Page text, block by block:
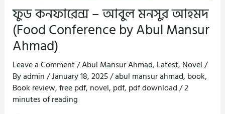
ফুড কনফারেন্স – আবুল মনসুর আহমদ
(Food Conference by Abul Mansur
Ahmad)
Leave a Comment/Abul Mansur Ahmad, Latest, Novel/
Byadmin/January 18, 2025/abul mansur ahmad, book,
Book review,free pdf, novel, pdf, pdf download/2
minutes of reading